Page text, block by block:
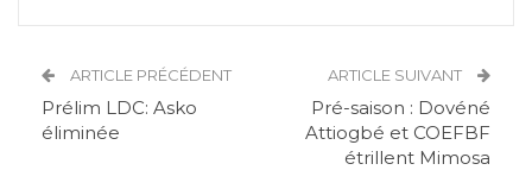
ARTICLE PRÉCÉDENT
Prélim LDC: Asko
éliminée
ARTICLE SUIVANT
Pré-saison : Dovéné
Attiogbé et COEFBF
étrillent Mimosa